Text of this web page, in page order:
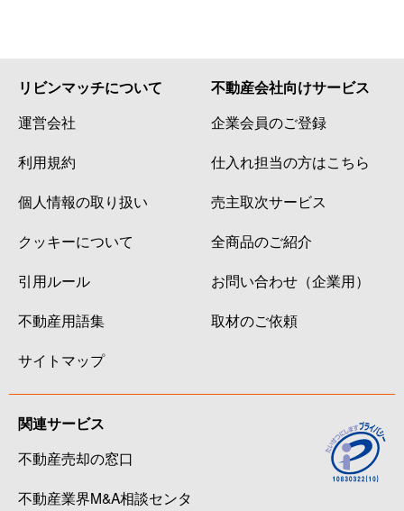
リビンマッチについて
運営会社
利用規約
個人情報の取り扱い
クッキーについて
引用ルール
不動産用語集
サイトマップ
不動産会社向けサービス
企業会員のご登録
仕入れ担当の方はこちら
売主取次サービス
全商品のご紹介
お問い合わせ（企業用）
取材のご依頼
関連サービス
不動産売却の窓口
不動産業界M&A相談センタ